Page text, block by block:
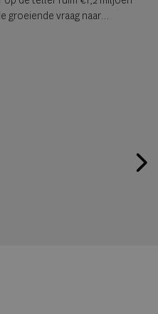
groeiende vraag naar